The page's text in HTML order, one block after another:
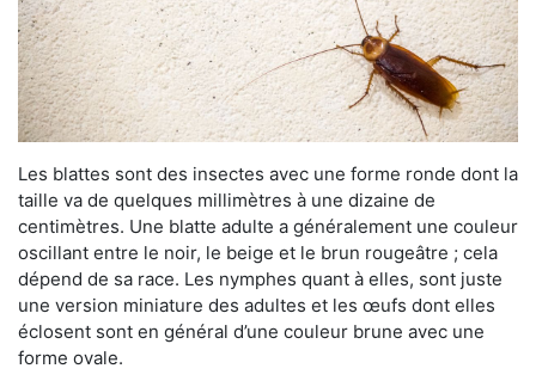
Les blattes sont des insectes avec une forme ronde dont la
taille va de quelques millimètres à une dizaine de
centimètres. Une blatte adulte a généralement une couleur
oscillant entre le noir, le beige et le brun rougeâtre ; cela
dépend de sa race. Les nymphes quant à elles, sont juste
une version miniature des adultes et les œufs dont elles
éclosent sont en général d’une couleur brune avec une
forme ovale.